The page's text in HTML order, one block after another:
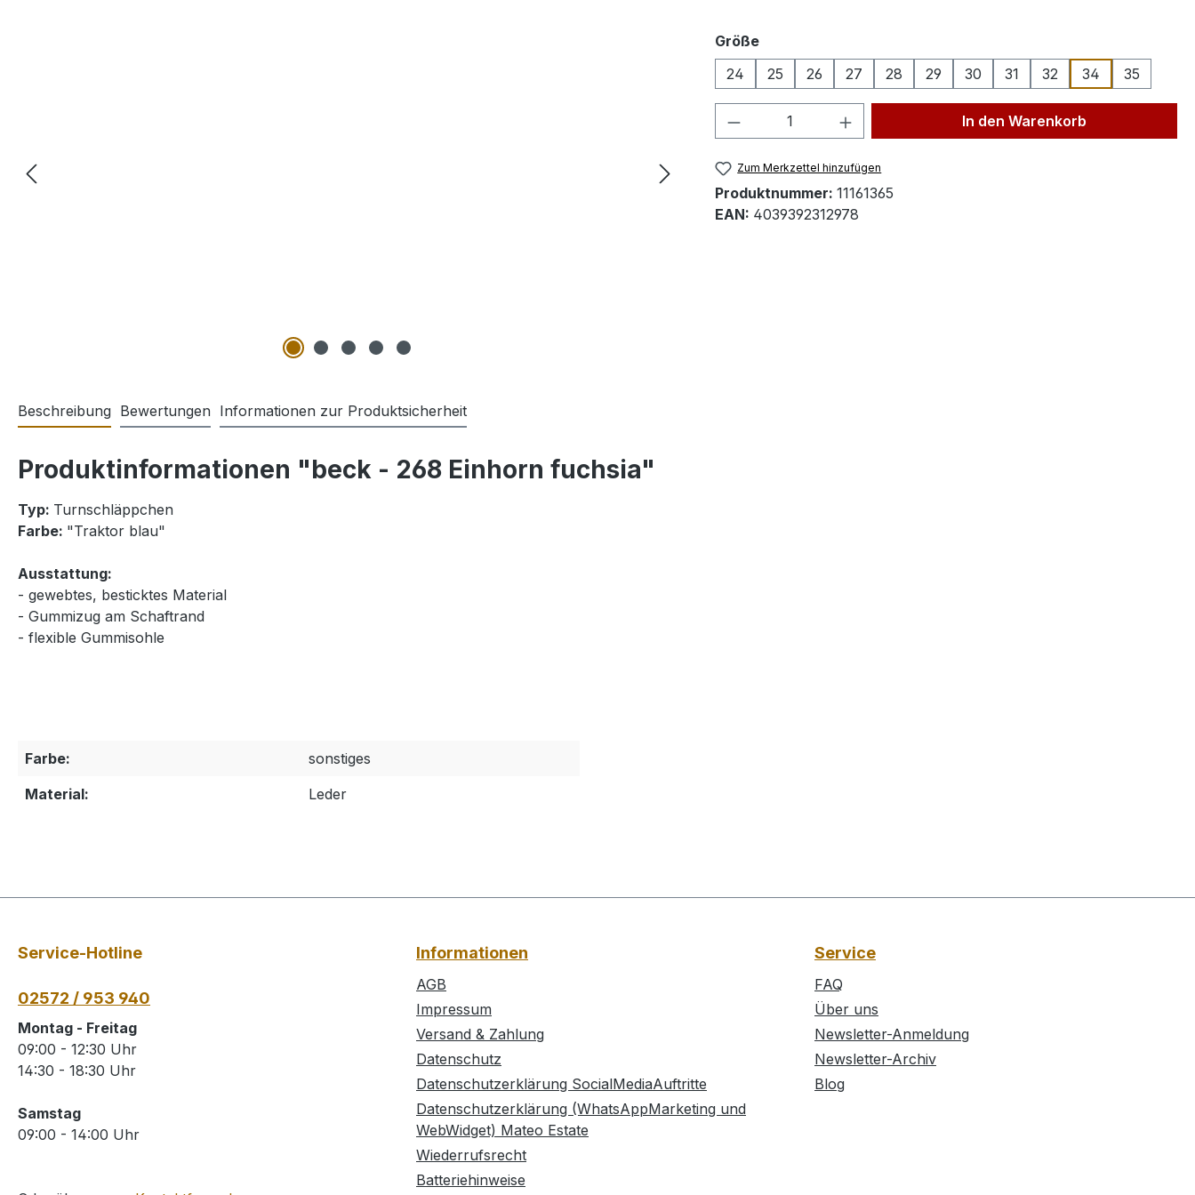
Größeauswählen
24
25 26 27 28 29 30 31 32 34 35
Produkt Anzahl: Gib den gewünschten Wert
In den Warenkorb
Zum Merkzettel hinzufügen
Produktnummer: 11161365
EAN: 4039392312978
Beschreibung Bewertungen Informationen zur Produktsicherheit
Produktinformationen "beck - 268 Einhorn fuchsia"
Typ: Turnschläppchen
Farbe: "Traktor blau"
Ausstattung:
- gewebtes, besticktes Material
- Gummizug am Schaftrand
- flexible Gummisohle
Farbe:
sonstiges
Material:
Leder
Service-Hotline
02572 / 953 940
Montag - Freitag
09:00 - 12:30 Uhr
14:30 - 18:30 Uhr
Samstag
09:00 - 14:00 Uhr
Informationen
AGB
Impressum
Versand & Zahlung
Datenschutz
Datenschutzerklärung SocialMediaAuftritte
Datenschutzerklärung (WhatsAppMarketing und
WebWidget) Mateo Estate
Wiederrufsrecht
Batteriehinweise
Service
FAQ
Über uns
Newsletter-Anmeldung
Newsletter-Archiv
Blog